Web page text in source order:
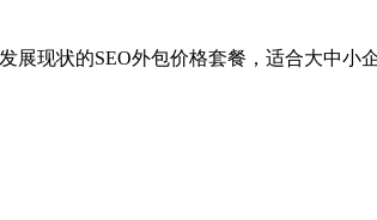
展现状的SEO外包价格套餐，适合大中小企